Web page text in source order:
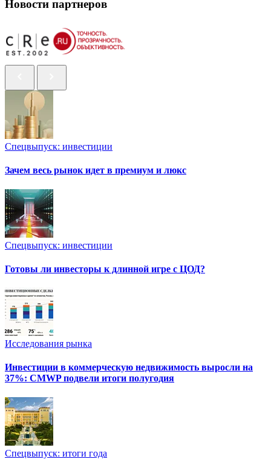
Новости партнеров
Спецвыпуск: инвестиции
Зачем весь рынок идет в премиум и люкс
Спецвыпуск: инвестиции
Готовы ли инвесторы к длинной игре с ЦОД?
Исследования рынка
Инвестиции в коммерческую недвижимость выросли на
37%: CMWP подвели итоги полугодия
Спецвыпуск: итоги года